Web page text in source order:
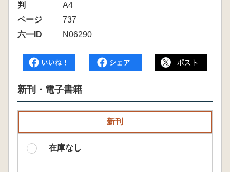
判
A4
ページ
737
六一ID
N06290
新刊・電子書籍
新刊
在庫なし